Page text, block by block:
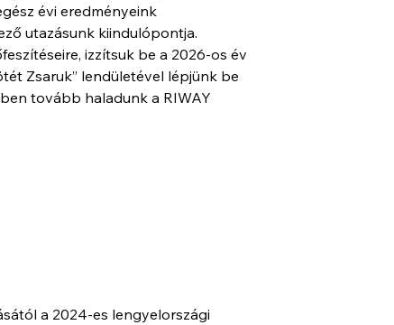
évi eredményeink
utazásunk kiindulópontja.
izzítsuk be a 2026-os év
Zsaruk” lendületével lépjünk be
tovább haladunk a RIWAY
a 2024-es lengyelországi